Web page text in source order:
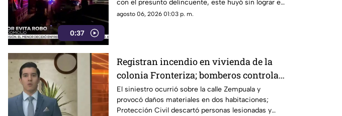
0:37
con el presunto delincuente, este huyó sin lograr el
cometido.
agosto 06, 2026 01:03 p. m.
Registran incendio en vivienda de la
colonia Fronteriza; bomberos controlan
las llamas
El siniestro ocurrió sobre la calle Zempuala y
provocó daños materiales en dos habitaciones;
Protección Civil descartó personas lesionadas y